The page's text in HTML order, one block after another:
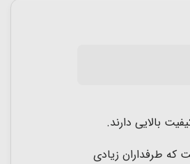
بالایی دارند.
که طرفداران زیادی